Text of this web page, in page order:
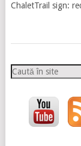
ChaletTrail sign:
Caută